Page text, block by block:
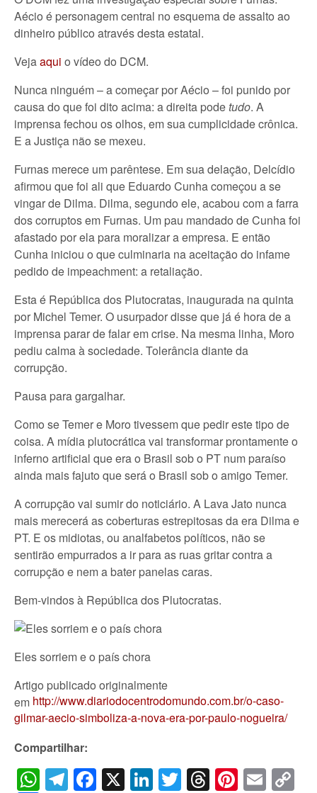
Aécio é personagem central no esquema de assalto ao
dinheiro público através desta estatal.
Vejaaqui o vídeo do DCM.
Nunca ninguém – a começar por Aécio – foi punido por
causa do que foi dito acima: a direita podetudo. A
imprensa fechou os olhos, em sua cumplicidade crônica.
E a Justiça não se mexeu.
Furnas merece um parêntese. Em sua delação, Delcídio
afirmou que foi ali que Eduardo Cunha começou a se
vingar de Dilma. Dilma, segundo ele, acabou com a farra
dos corruptos em Furnas. Um pau mandado de Cunha foi
afastado por ela para moralizar a empresa. E então
Cunha iniciou o que culminaria na aceitação do infame
pedido de impeachment: a retaliação.
Esta é República dos Plutocratas, inaugurada na quinta
por Michel Temer. O usurpador disse que já é hora de a
imprensa parar de falar em crise. Na mesma linha, Moro
pediu calma à sociedade. Tolerância diante da
corrupção.
Pausa para gargalhar.
Como se Temer e Moro tivessem que pedir este tipo de
coisa. A mídia plutocrática vai transformar prontamente o
inferno artificial que era o Brasil sob o PT num paraíso
ainda mais fajuto que será o Brasil sob o amigo Temer.
A corrupção vai sumir do noticiário. A Lava Jato nunca
mais merecerá as coberturas estrepitosas da era Dilma e
PT. E os midiotas, ou analfabetos políticos, não se
sentirão empurrados a ir para as ruas gritar contra a
corrupção e nem a bater panelas caras.
Bem-vindos à República dos Plutocratas.
Eles sorriem e o país chora
Artigo publicado originalmente
em http://www.diariodocentrodomundo.com.br/o-caso-
gilmar-aecio-simboliza-a-nova-era-por-paulo-nogueira/
Compartilhar:
WhatsApp
Telegram
Facebook
X LinkedIn
Twitter
Threads